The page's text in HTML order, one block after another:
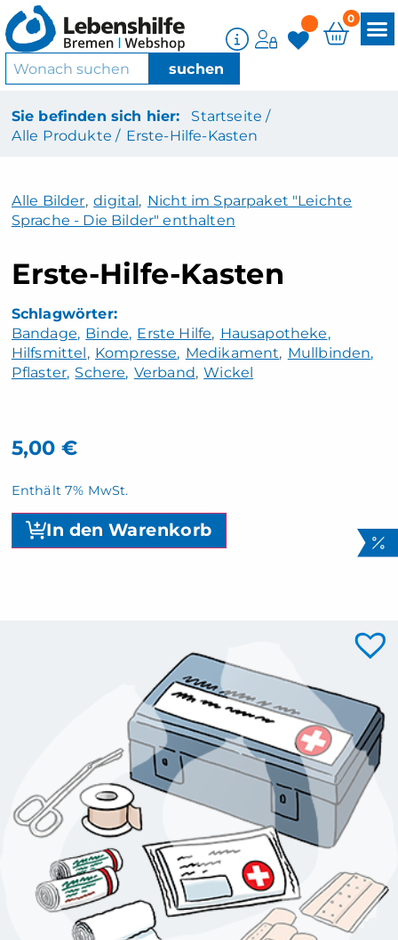
0
Sie befinden sich hier:
Startseite /
Alle Produkte / Erste-Hilfe-Kasten
Alle Bilder, digital, Nicht im Sparpaket "Leichte
Sprache - Die Bilder" enthalten
Erste-Hilfe-Kasten
Bandage Binde Erste Hilfe Hausapotheke
Hilfsmittel Kompresse Medikament Mullbinden
Pflaster Schere Verband Wickel
5,00 €
Enthält 7% MwSt.
In den Warenkorb